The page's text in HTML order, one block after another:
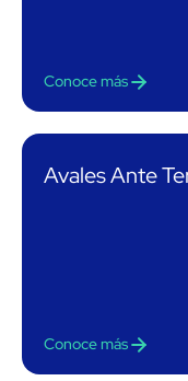
Conoce más
Avales Ante
Conoce más